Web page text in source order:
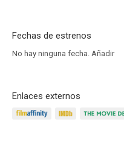
Fechas de estrenos
No hay ninguna fecha. Añadir
Enlaces externos